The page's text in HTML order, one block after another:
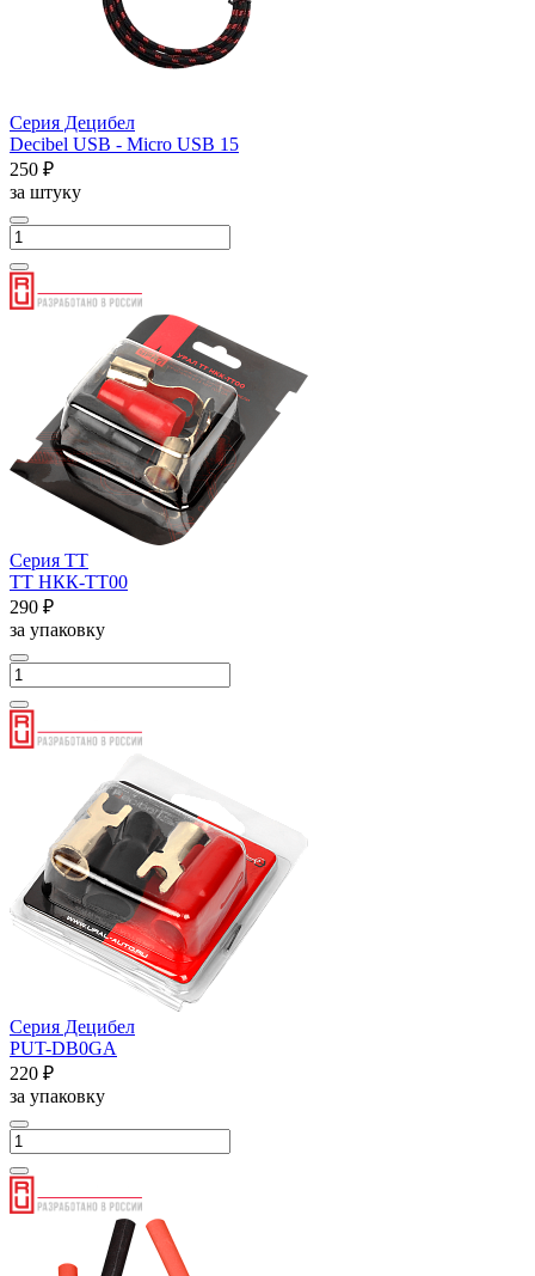
Серия Децибел
Decibel USB - Micro USB 15
250 ₽
за штуку
Серия ТТ
ТТ НКК-ТТ00
290 ₽
за упаковку
Серия Децибел
PUT-DB0GA
220 ₽
за упаковку